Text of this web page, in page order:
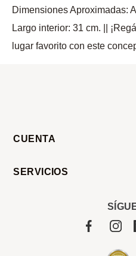
Dimensiones Aproximadas:
Largo interior: 31 cm. ||
lugar favorito con este
CUENTA
SERVICIOS